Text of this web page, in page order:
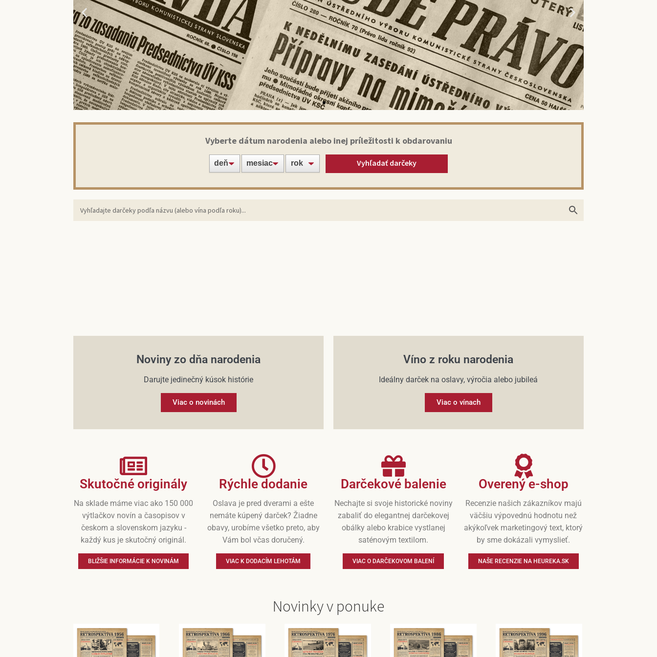
Historické noviny
Prekvapte svojich blízkych alebo známych jedinečným darčekom:
Vyberte dátum narodenia alebo inej príležitosti k obdarovaniu
Vyhľadať darčeky
Noviny zo dňa narodenia
Darujte jedinečný kúsok histórie
Viac o novinách
Víno z roku narodenia
Ideálny darček na oslavy, výročia alebo jubileá
Viac o vínach
Skutočné originály
Na sklade máme viac ako 150 000
výtlačkov novín a časopisov v
českom a slovenskom jazyku -
každý kus je skutočný originál.
BLIŽŠIE INFORMÁCIE K NOVINÁM
Rýchle dodanie
Oslava je pred dverami a ešte
nemáte kúpený darček? Žiadne
obavy, urobíme všetko preto, aby
Vám bol včas doručený.
VIAC K DODACÍM LEHOTÁM
Darčekové balenie
Nechajte si svoje historické noviny
zabaliť do elegantnej darčekovej
obálky alebo krabice vystlanej
saténovým textilom.
VIAC O DARČEKOVOM BALENÍ
Overený e-shop
Recenzie našich zákazníkov majú
väčšiu výpovednú hodnotu než
akýkoľvek marketingový text, ktorý
by sme dokázali vymyslieť.
NAŠE RECENZIE NA HEUREKA.SK
Novinky v ponuke